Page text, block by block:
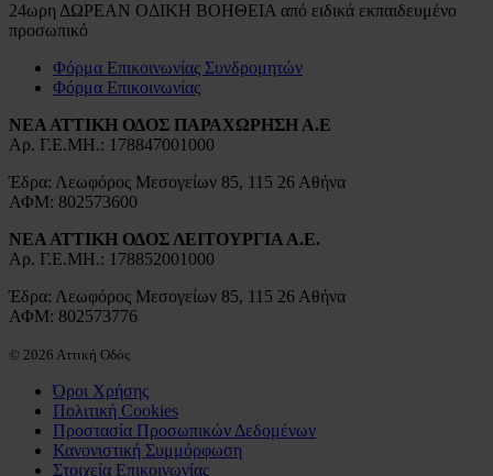
24ωρη ΔΩΡΕΑΝ ΟΔΙΚΗ ΒΟΗΘΕΙΑ από ειδικά εκπαιδευμένο
προσωπικό
Φόρμα Επικοινωνίας Συνδρομητών
Φόρμα Επικοινωνίας
ΝΕΑ ΑΤΤΙΚΗ ΟΔΟΣ ΠΑΡΑΧΩΡΗΣΗ Α.Ε
Αρ. Γ.Ε.ΜΗ.: 178847001000
Έδρα: Λεωφόρος Μεσογείων 85, 115 26 Αθήνα
ΑΦΜ: 802573600
ΝΕΑ ΑΤΤΙΚΗ ΟΔΟΣ ΛΕΙΤΟΥΡΓΙΑ Α.Ε.
Αρ. Γ.Ε.ΜΗ.: 178852001000
Έδρα: Λεωφόρος Μεσογείων 85, 115 26 Αθήνα
ΑΦΜ: 802573776
© 2026 Αττική Οδός
Όροι Χρήσης
Πολιτική Cookies
Προστασία Προσωπικών Δεδομένων
Κανονιστική Συμμόρφωση
Στοιχεία Επικοινωνίας